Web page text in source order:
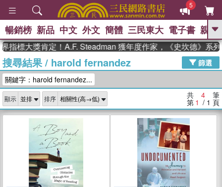
5
GO
熱搜： 東野圭吾 高希均教授回憶錄
、 The Odyssey 、 父親節 、 如果歷
獎 臺灣漫遊錄 、 方念華 、 台灣的李
登輝時代
數學女孩：黎曼猜想 、
偉大的迷走神經
暢銷榜 新品 中文 外文 簡體 三民東大 電子書 親子
指標大獎肯定！A.F. Steadman 獲年度作家，《史坎德》系列
搜尋結果/ harold fernandez
篩選
關鍵字：harold fernandez...
顯示 排序 共 4 筆
第 1 / 1 頁